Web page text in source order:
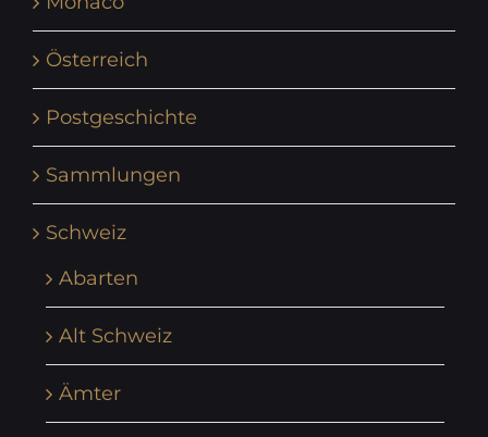
Österreich
Postgeschichte
Sammlungen
Schweiz
Abarten
Alt Schweiz
Ämter